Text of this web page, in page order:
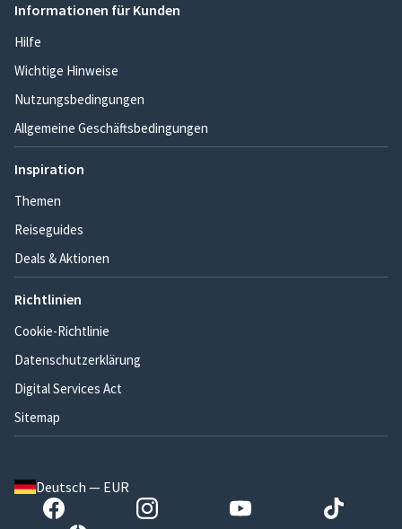
Informationen für Kunden
Hilfe
Wichtige Hinweise
Nutzungsbedingungen
Allgemeine Geschäftsbedingungen
Inspiration
Themen
Reiseguides
Deals & Aktionen
Richtlinien
Cookie-Richtlinie
Datenschutzerklärung
Digital Services Act
Sitemap
Deutsch — EUR